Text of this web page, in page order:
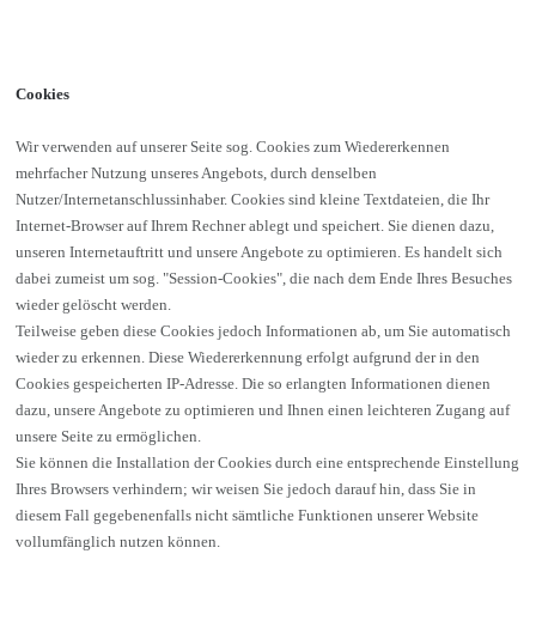
Cookies
Wir verwenden auf unserer Seite sog. Cookies zum Wiedererkennen
mehrfacher Nutzung unseres Angebots, durch denselben
Nutzer/Internetanschlussinhaber. Cookies sind kleine Textdateien, die Ihr
Internet-Browser auf Ihrem Rechner ablegt und speichert. Sie dienen dazu,
unseren Internetauftritt und unsere Angebote zu optimieren. Es handelt sich
dabei zumeist um sog. "Session-Cookies", die nach dem Ende Ihres Besuches
wieder gelöscht werden.
Teilweise geben diese Cookies jedoch Informationen ab, um Sie automatisch
wieder zu erkennen. Diese Wiedererkennung erfolgt aufgrund der in den
Cookies gespeicherten IP-Adresse. Die so erlangten Informationen dienen
dazu, unsere Angebote zu optimieren und Ihnen einen leichteren Zugang auf
unsere Seite zu ermöglichen.
Sie können die Installation der Cookies durch eine entsprechende Einstellung
Ihres Browsers verhindern; wir weisen Sie jedoch darauf hin, dass Sie in
diesem Fall gegebenenfalls nicht sämtliche Funktionen unserer Website
vollumfänglich nutzen können.